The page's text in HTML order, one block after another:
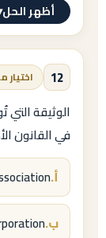
أظهر الحل
ب.
تذكير:
= «حُرِّر في»، و
12
الوثيقة التي
في القانون
أ.
ب.